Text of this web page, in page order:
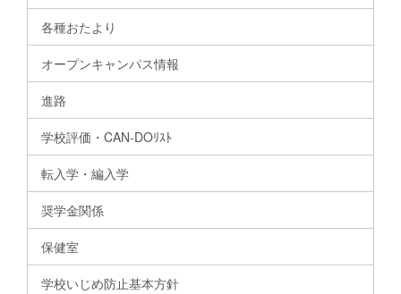
各種おたより
オープンキャンパス情報
進路
学校評価・CAN-DOﾘｽﾄ
転入学・編入学
奨学金関係
保健室
学校いじめ防止基本方針